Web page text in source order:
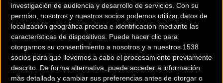
investigación de audiencia y desarrollo de servicios. Con su
permiso, nosotros y nuestros socios podemos utilizar datos de
localización geográfica precisa e identificación mediante las
características de dispositivos. Puede hacer clic para
otorgarnos su consentimiento a nosotros y a nuestros 1538
socios para que llevemos a cabo el procesamiento previamente
descrito. De forma alternativa, puede acceder a información
más detallada y cambiar sus preferencias antes de otorgar o
200 km